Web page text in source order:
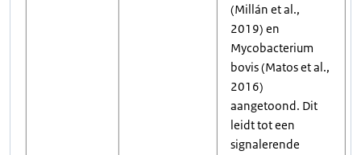
(Millán et al.,
2019) en
Mycobacterium
bovis (Matos et al.,
2016)
aangetoond. Dit
leidt tot een
signalerende